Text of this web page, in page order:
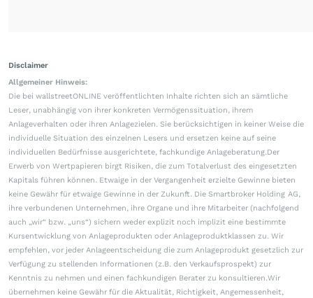
Disclaimer
Allgemeiner Hinweis:
Die bei wallstreetONLINE veröffentlichten Inhalte richten sich an sämtliche
Leser, unabhängig von ihrer konkreten Vermögenssituation, ihrem
Anlageverhalten oder ihren Anlagezielen. Sie berücksichtigen in keiner Weise die
individuelle Situation des einzelnen Lesers und ersetzen keine auf seine
individuellen Bedürfnisse ausgerichtete, fachkundige Anlageberatung.Der
Erwerb von Wertpapieren birgt Risiken, die zum Totalverlust des eingesetzten
Kapitals führen können. Etwaige in der Vergangenheit erzielte Gewinne bieten
keine Gewähr für etwaige Gewinne in der Zukunft. Die Smartbroker Holding AG,
ihre verbundenen Unternehmen, ihre Organe und ihre Mitarbeiter (nachfolgend
auch „wir“ bzw. „uns“) sichern weder explizit noch implizit eine bestimmte
Kursentwicklung von Anlageprodukten oder Anlageproduktklassen zu. Wir
empfehlen, vor jeder Anlageentscheidung die zum Anlageprodukt gesetzlich zur
Verfügung zu stellenden Informationen (z.B. den Verkaufsprospekt) zur
Kenntnis zu nehmen und einen fachkundigen Berater zu konsultieren.Wir
übernehmen keine Gewähr für die Aktualität, Richtigkeit, Angemessenheit,